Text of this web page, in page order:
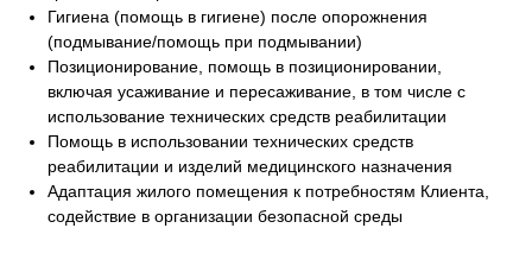
Гигиена (помощь в гигиене) после опорожнения
(подмывание/помощь при подмывании)
Позиционирование, помощь в позиционировании,
включая усаживание и пересаживание, в том числе с
использование технических средств реабилитации
Помощь в использовании технических средств
реабилитации и изделий медицинского назначения
Адаптация жилого помещения к потребностям Клиента,
содействие в организации безопасной среды
обработку персональных данных, защищенных
политикой конфиденциальности